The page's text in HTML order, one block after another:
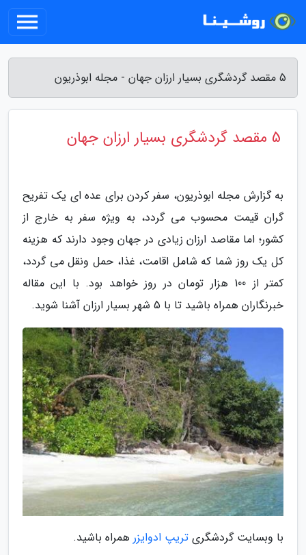
5 مقصد گردشگری بسیار ارزان جهان - مجله ابوذریون
5 مقصد گردشگری بسیار ارزان جهان
به گزارش مجله ابوذریون، سفر کردن برای عده ای یک تفریح
گران قیمت محسوب می گردد، به ویژه سفر به خارج از
کشور؛ اما مقاصد ارزان زیادی در جهان وجود دارند که هزینه
کل یک روز شما که شامل اقامت، غذا، حمل ونقل می گردد،
کمتر از 100 هزار تومان در روز خواهد بود. با این مقاله
خبرنگاران همراه باشید تا با 5 شهر بسیار ارزان آشنا شوید.
با وبسایت گردشگری تریپ ادوایزر همراه باشید.